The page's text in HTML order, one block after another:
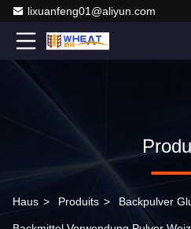
lixuanfeng01@aliyun.com
Haus > Produits > Backpulver